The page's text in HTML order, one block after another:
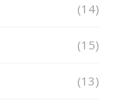
(14)
(15)
(13)